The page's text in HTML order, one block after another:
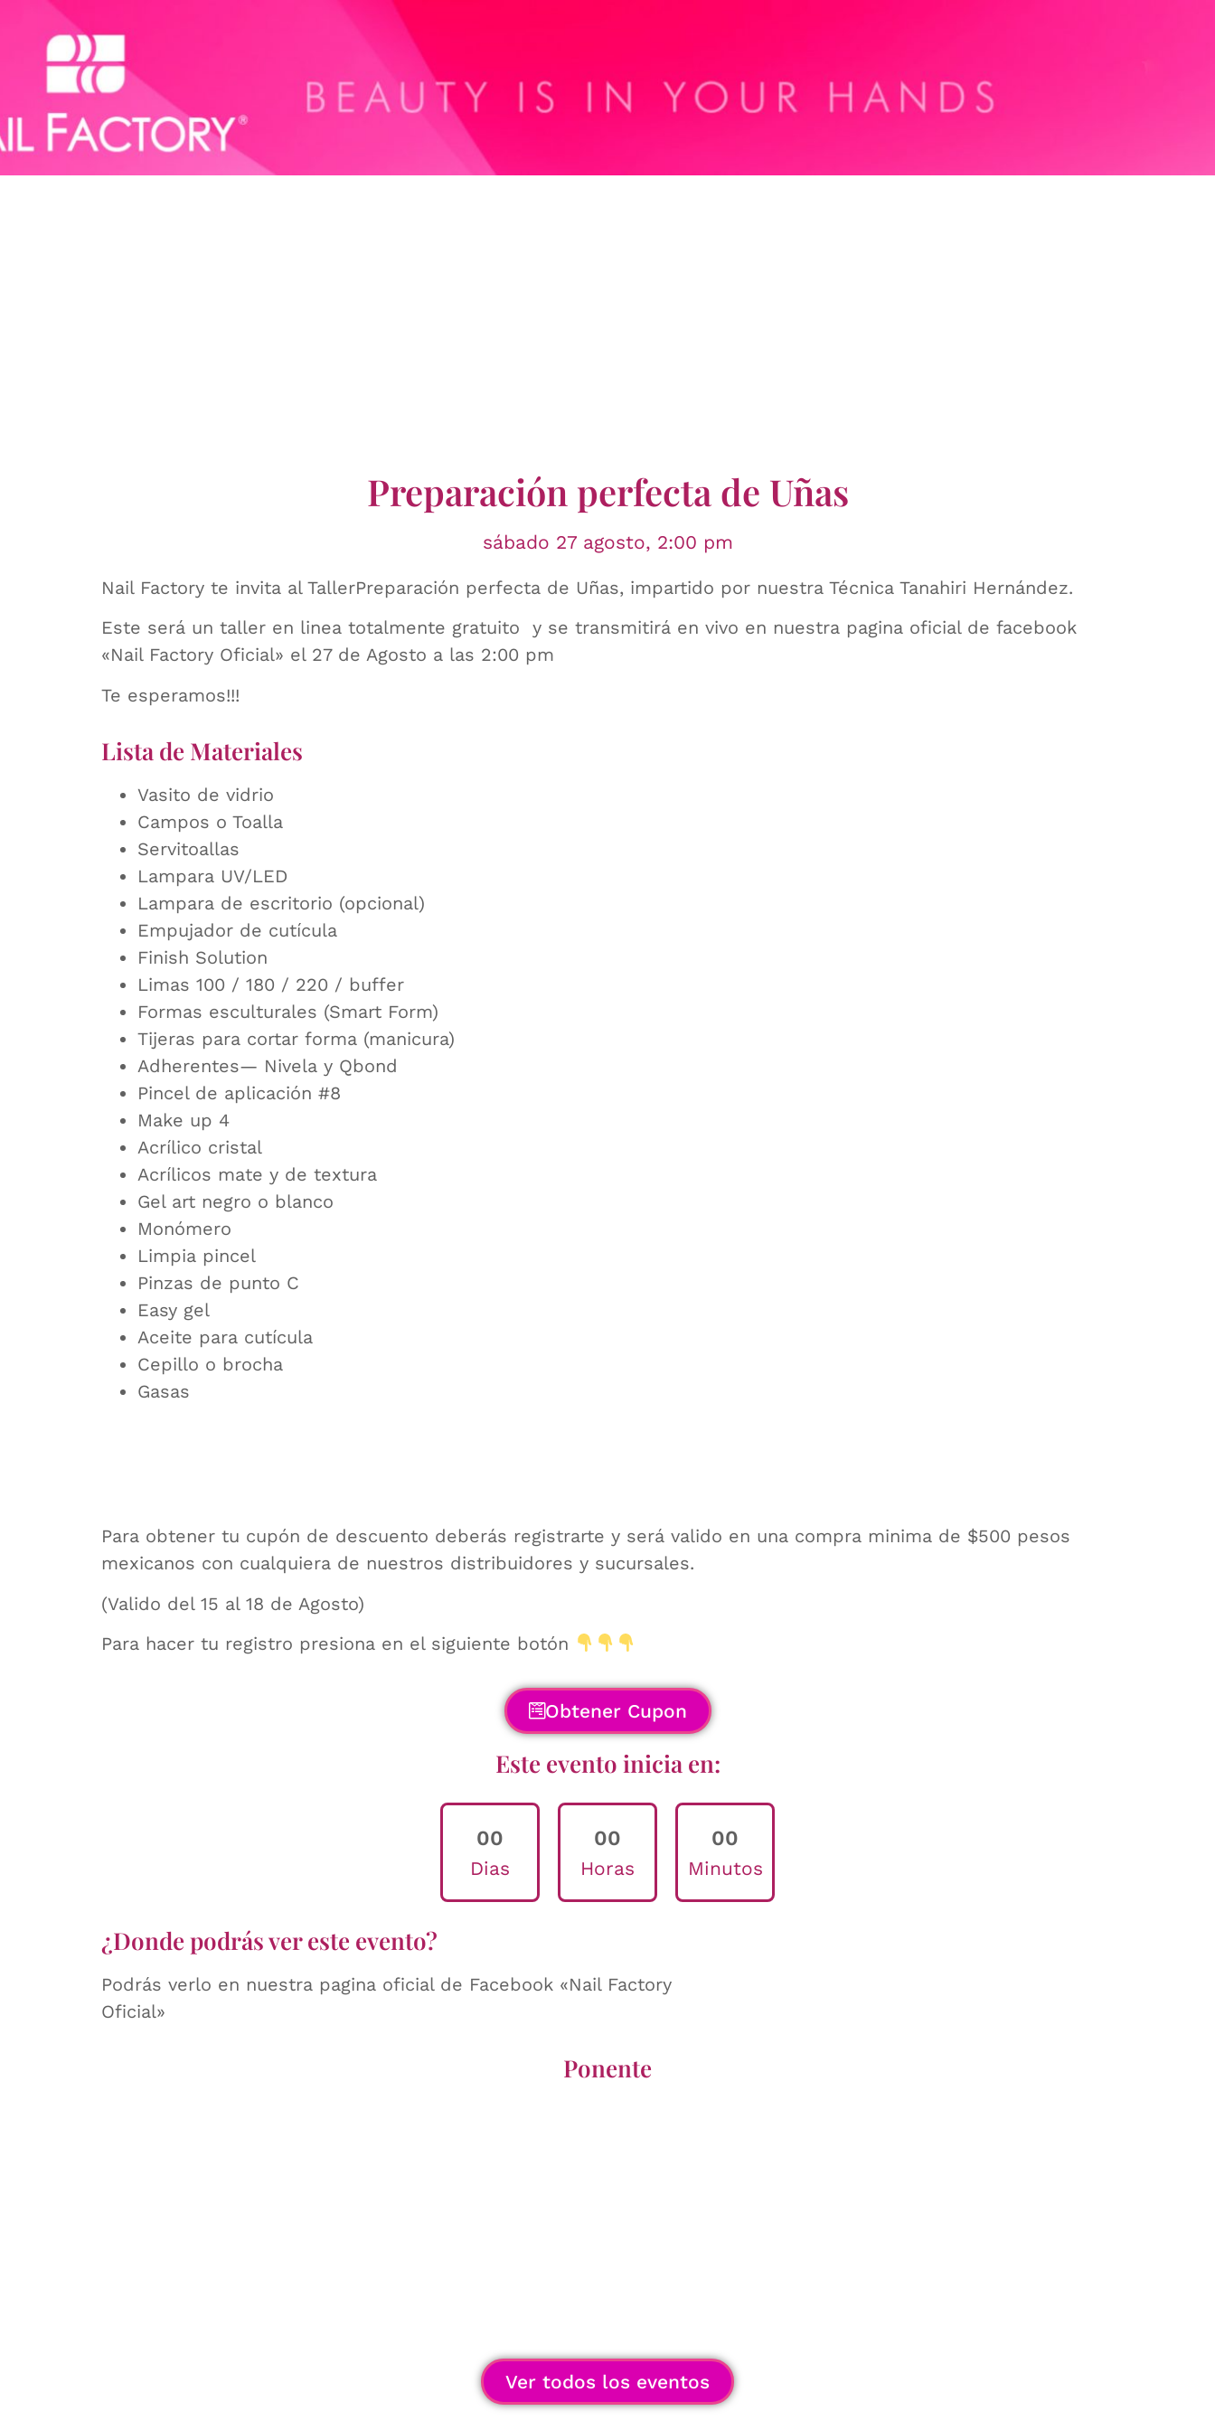
Preparación perfecta de Uñas
sábado 27 agosto, 2:00 pm
Nail Factory te invita al TallerPreparación perfecta de Uñas, impartido por nuestra Técnica Tanahiri Hernández.
Este será un taller en linea totalmente gratuito y se transmitirá en vivo en nuestra pagina oficial de facebook
«Nail Factory Oficial» el 27 de Agosto a las 2:00 pm
Te esperamos!!!
Lista de Materiales
Vasito de vidrio
Campos o Toalla
Servitoallas
Lampara UV/LED
Lampara de escritorio (opcional)
Empujador de cutícula
Finish Solution
Limas 100 / 180 / 220 / buffer
Formas esculturales (Smart Form)
Tijeras para cortar forma (manicura)
Adherentes— Nivela y Qbond
Pincel de aplicación #8
Make up 4
Acrílico cristal
Acrílicos mate y de textura
Gel art negro o blanco
Monómero
Limpia pincel
Pinzas de punto C
Easy gel
Aceite para cutícula
Cepillo o brocha
Gasas
Para obtener tu cupón de descuento deberás registrarte y será valido en una compra minima de $500 pesos
mexicanos con cualquiera de nuestros distribuidores y sucursales.
(Valido del 15 al 18 de Agosto)
Para hacer tu registro presiona en el siguiente botón
Obtener Cupon
Este evento inicia en:
00
Dias
00
Horas
00
Minutos
¿Donde podrás ver este evento?
Podrás verlo en nuestra pagina oficial de Facebook «Nail Factory
Oficial»
Ponente
Ver todos los eventos